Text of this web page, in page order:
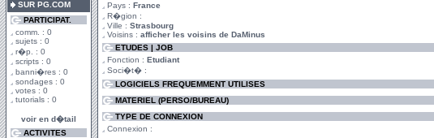
SUR PG.COM
PARTICIPAT.
comm. : 0
sujets : 0
r�p. : 0
scripts : 0
banni�res : 0
sondages : 0
votes : 0
tutorials : 0
voir en d�tail
ACTIVITES
Pays : France
R�gion :
Ville : Strasbourg
Voisins : afficher les voisins de DaMinus
ETUDES | JOB
Fonction : Etudiant
Soci�t� :
LOGICIELS FREQUEMMENT UTILISES
MATERIEL (PERSO/BUREAU)
TYPE DE CONNEXION
Connexion :